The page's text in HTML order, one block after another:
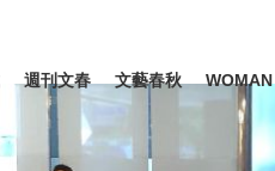
ライフ ビジ
週刊文春 文藝春秋 WOMAN
キーワード入力